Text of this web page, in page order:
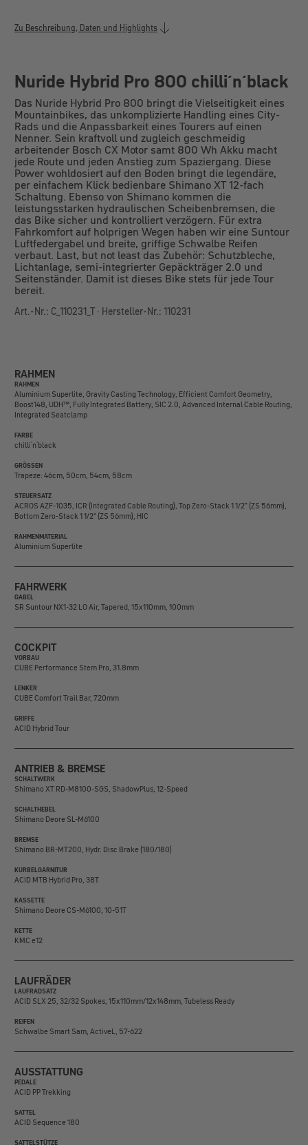
Zu Beschreibung, Daten und Highlights
Nuride Hybrid Pro 800 chilli´n´black
Das Nuride Hybrid Pro 800 bringt die Vielseitigkeit eines
Mountainbikes, das unkomplizierte Handling eines City-
Rads und die Anpassbarkeit eines Tourers auf einen
Nenner. Sein kraftvoll und zugleich geschmeidig
arbeitender Bosch CX Motor samt 800 Wh Akku macht
jede Route und jeden Anstieg zum Spaziergang. Diese
Power wohldosiert auf den Boden bringt die legendäre,
per einfachem Klick bedienbare Shimano XT 12-fach
Schaltung. Ebenso von Shimano kommen die
leistungsstarken hydraulischen Scheibenbremsen, die
das Bike sicher und kontrolliert verzögern. Für extra
Fahrkomfort auf holprigen Wegen haben wir eine Suntour
Luftfedergabel und breite, griffige Schwalbe Reifen
verbaut. Last, but not least das Zubehör: Schutzbleche,
Lichtanlage, semi-integrierter Gepäckträger 2.0 und
Seitenständer. Damit ist dieses Bike stets für jede Tour
bereit.
Art.-Nr.: C_110231_T · Hersteller-Nr.: 110231
RAHMEN
RAHMEN
Aluminium Superlite, Gravity Casting Technology, Efficient Comfort Geometry,
Boost148, UDH™, Fully Integrated Battery, SIC 2.0, Advanced Internal Cable Routing,
Integrated Seatclamp
FARBE
chilli´n´black
GRÖSSEN
Trapeze: 46cm, 50cm, 54cm, 58cm
STEUERSATZ
ACROS AZF-1035, ICR (Integrated Cable Routing), Top Zero-Stack 1 1/2" (ZS 56mm),
Bottom Zero-Stack 1 1/2" (ZS 56mm), HIC
RAHMENMATERIAL
Aluminium Superlite
FAHRWERK
GABEL
SR Suntour NX1-32 LO Air, Tapered, 15x110mm, 100mm
COCKPIT
VORBAU
CUBE Performance Stem Pro, 31.8mm
LENKER
CUBE Comfort Trail Bar, 720mm
GRIFFE
ACID Hybrid Tour
ANTRIEB & BREMSE
SCHALTWERK
Shimano XT RD-M8100-SGS, ShadowPlus, 12-Speed
SCHALTHEBEL
Shimano Deore SL-M6100
BREMSE
Shimano BR-MT200, Hydr. Disc Brake (180/180)
KURBELGARNITUR
ACID MTB Hybrid Pro, 38T
KASSETTE
Shimano Deore CS-M6100, 10-51T
KETTE
KMC e12
LAUFRÄDER
LAUFRADSATZ
ACID SLX 25, 32/32 Spokes, 15x110mm/12x148mm, Tubeless Ready
REIFEN
Schwalbe Smart Sam, ActiveL, 57-622
AUSSTATTUNG
PEDALE
ACID PP Trekking
SATTEL
ACID Sequence 180
SATTELSTÜTZE